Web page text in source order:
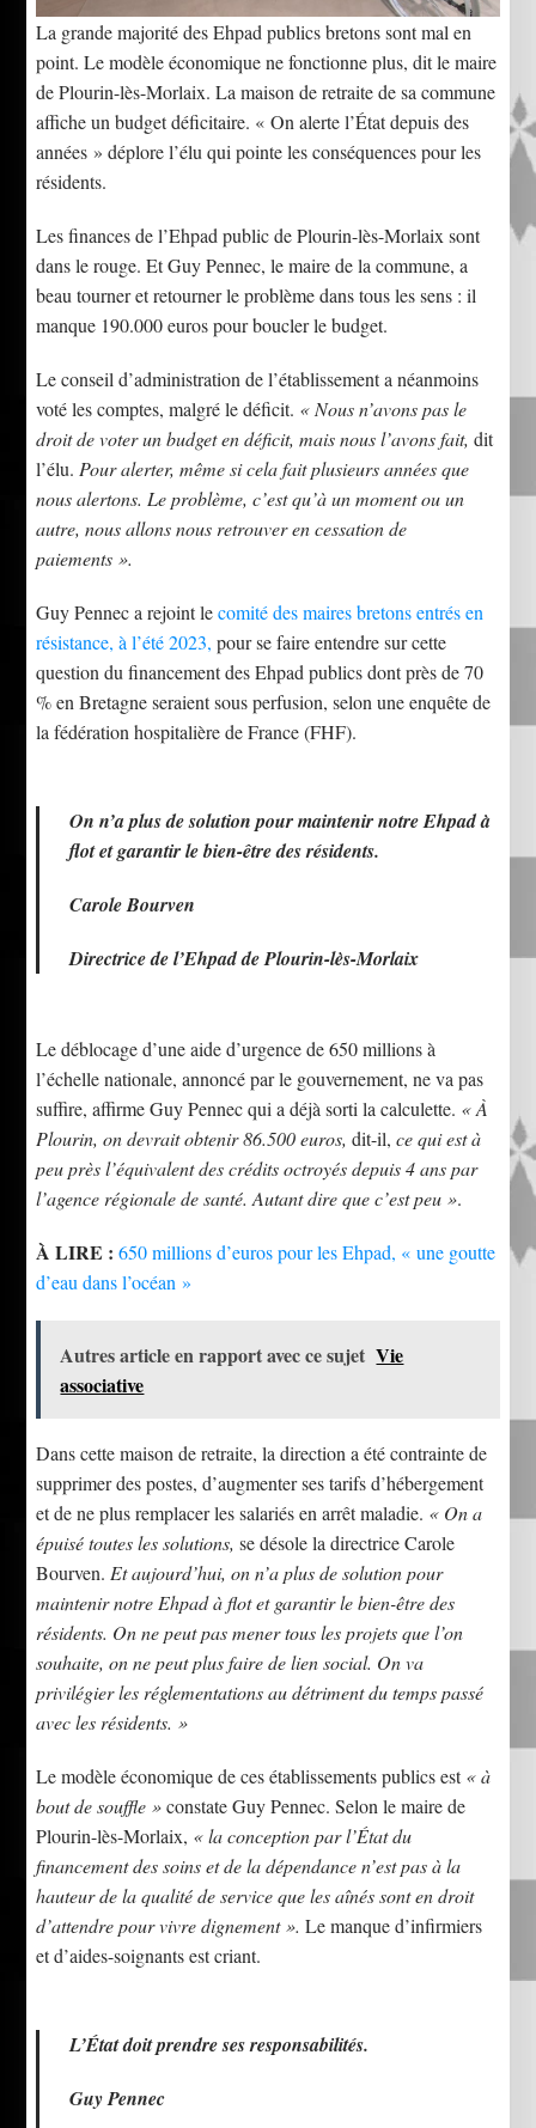
La grande majorité des Ehpad publics bretons sont mal en
point. Le modèle économique ne fonctionne plus, dit le maire
de Plourin-lès-Morlaix. La maison de retraite de sa commune
affiche un budget déficitaire. « On alerte l’État depuis des
années » déplore l’élu qui pointe les conséquences pour les
résidents.
Les finances de l’Ehpad public de Plourin-lès-Morlaix sont
dans le rouge. Et Guy Pennec, le maire de la commune, a
beau tourner et retourner le problème dans tous les sens : il
manque 190.000 euros pour boucler le budget.
Le conseil d’administration de l’établissement a néanmoins
voté les comptes, malgré le déficit. « Nous n’avons pas le
droit de voter un budget en déficit, mais nous l’avons fait, dit
l’élu. Pour alerter, même si cela fait plusieurs années que
nous alertons. Le problème, c’est qu’à un moment ou un
autre, nous allons nous retrouver en cessation de
paiements ».
Guy Pennec a rejoint lecomité des maires bretons entrés en
résistance, à l’été 2023, pour se faire entendre sur cette
question du financement des Ehpad publics dont près de 70
% en Bretagne seraient sous perfusion, selon une enquête de
la fédération hospitalière de France (FHF).
On n’a plus de solution pour maintenir notre Ehpad à
flot et garantir le bien-être des résidents.
Carole Bourven
Directrice de l’Ehpad de Plourin-lès-Morlaix
Le déblocage d’une aide d’urgence de 650 millions à
l’échelle nationale, annoncé par le gouvernement, ne va pas
suffire, affirme Guy Pennec qui a déjà sorti la calculette. « À
Plourin, on devrait obtenir 86.500 euros, dit-il,ce qui est à
peu près l’équivalent des crédits octroyés depuis 4 ans par
l’agence régionale de santé. Autant dire que c’est peu ».
À LIRE : 650 millions d’euros pour les Ehpad, « une goutte
d’eau dans l’océan »
Autres article en rapport avec ce sujet Vie
associative
Dans cette maison de retraite, la direction a été contrainte de
supprimer des postes, d’augmenter ses tarifs d’hébergement
et de ne plus remplacer les salariés en arrêt maladie. « On a
épuisé toutes les solutions,se désole la directrice Carole
Bourven. Et aujourd’hui, on n’a plus de solution pour
maintenir notre Ehpad à flot et garantir le bien-être des
résidents. On ne peut pas mener tous les projets que l’on
souhaite, on ne peut plus faire de lien social. On va
privilégier les réglementations au détriment du temps passé
avec les résidents. »
Le modèle économique de ces établissements publics est« à
bout de souffle »constate Guy Pennec. Selon le maire de
Plourin-lès-Morlaix, « la conception par l’État du
financement des soins et de la dépendance n’est pas à la
hauteur de la qualité de service que les aînés sont en droit
d’attendre pour vivre dignement ».Le manque d’infirmiers
et d’aides-soignants est criant.
L’État doit prendre ses responsabilités.
Guy Pennec